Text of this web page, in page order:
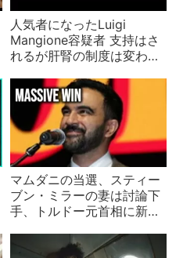
人気者になったLuigi
Mangione容疑者 支持はさ
れるが肝腎の制度は変わら
マムダニの当選、スティー
ブン・ミラーの妻は討論下
手、トルドー元首相に新恋